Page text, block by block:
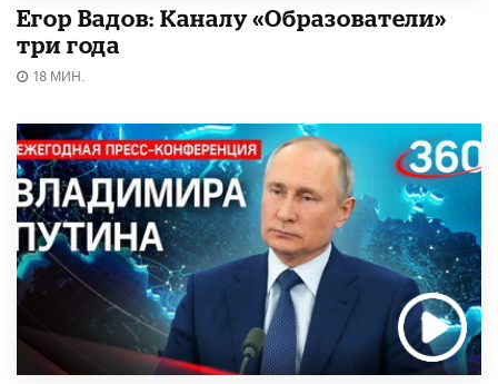
Егор Вадов: Каналу «Образователи»
три года
18 МИН.